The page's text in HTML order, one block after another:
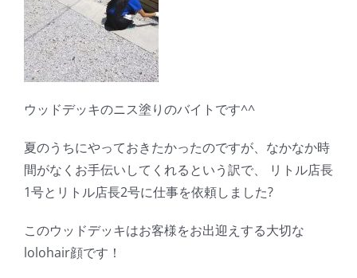
ウッドデッキのニス塗りのバイトです^^
夏のうちにやっておきたかったのですが、なかなか時
間がなくお手伝いしてくれるという訳で、 リトル店長
1号とリトル店長2号に仕事を依頼しました?
このウッドデッキはお客様をお出迎えする大切な
lolohair顔です！